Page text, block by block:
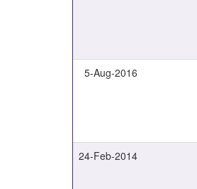
5-Aug-2016
24-Feb-2014